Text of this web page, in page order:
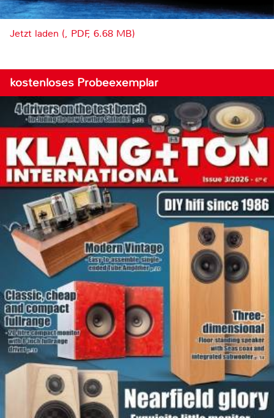
Jetzt laden (, PDF, 6.68 MB)
kostenloses Probeexemplar